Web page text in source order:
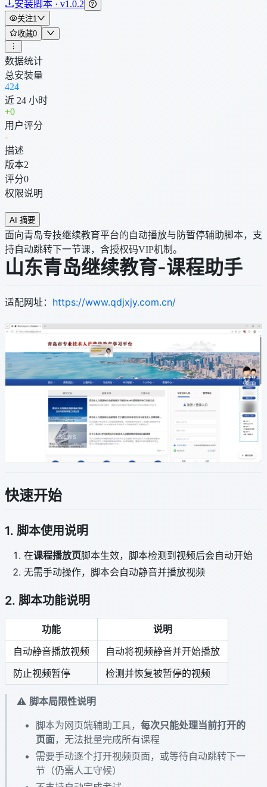
安装脚本 · v1.0.2
关注1
收藏0
数据统计
总安装量
424
近 24 小时
+0
用户评分
-
描述
版本2
评分0
权限说明
AI 摘要
面向青岛专技继续教育平台的自动播放与防暂停辅助脚本，支
持自动跳转下一节课，含授权码VIP机制。
山东青岛继续教育-课程助手
适配网址： https://www.qdjxjy.com.cn/
快速开始
1. 脚本使用说明
在课程播放页脚本生效，脚本检测到视频后会自动开始
无需手动操作，脚本会自动静音并播放视频
2. 脚本功能说明
功能
说明
自动静音播放视频
自动将视频静音并开始播放
防止视频暂停
检测并恢复被暂停的视频
⚠️ 脚本局限性说明
脚本为网页端辅助工具， 每次只能处理当前打开的
页面，无法批量完成所有课程
需要手动逐个打开视频页面，或等待自动跳转下一
节（仍需人工守候）